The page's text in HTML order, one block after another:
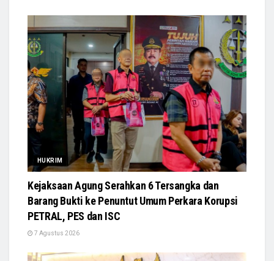
HUKRIM
Kejaksaan Agung Serahkan 6 Tersangka dan
Barang Bukti ke Penuntut Umum Perkara Korupsi
PETRAL, PES dan ISC
7 Agustus 2026